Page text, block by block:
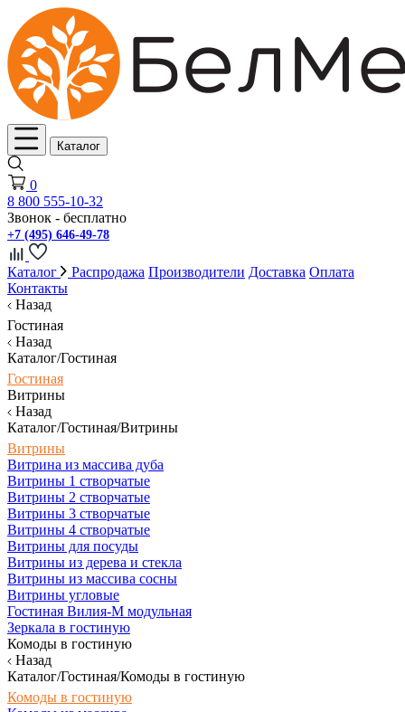
Каталог
0
8 800 555-10-32
Звонок - бесплатно
+7 (495) 646-49-78
Каталог Распродажа Производители Доставка Оплата
Контакты
Назад
Гостиная
Назад
Каталог/Гостиная
Гостиная
Витрины
Назад
Каталог/Гостиная/Витрины
Витрины
Витрина из массива дуба
Витрины 1 створчатые
Витрины 2 створчатые
Витрины 3 створчатые
Витрины 4 створчатые
Витрины для посуды
Витрины из дерева и стекла
Витрины из массива сосны
Витрины угловые
Гостиная Вилия-М модульная
Зеркала в гостиную
Комоды в гостиную
Назад
Каталог/Гостиная/Комоды в гостиную
Комоды в гостиную